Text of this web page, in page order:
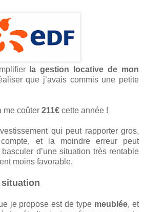
la gestion locative de mon
que j’avais commis une petite
me coûter 211€ cette année !
qui peut rapporter gros,
et la moindre erreur peut
d’une situation très rentable
moins favorable.
situation
je propose est de type meublée, et